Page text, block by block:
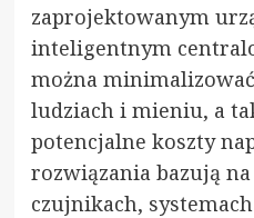
zaprojektowanym
inteligentnym
można
ludziach i mieniu, a
potencjalne koszty
rozwiązania bazują
czujnikach,